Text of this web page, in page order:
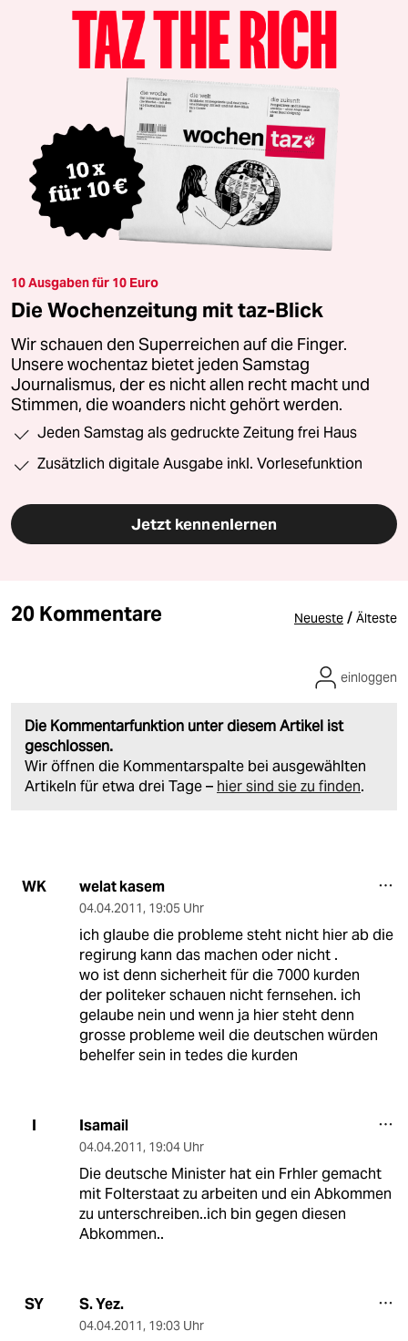
10 Ausgaben für 10 Euro
Die Wochenzeitung mit taz-Blick
Wir schauen den Superreichen auf die Finger.
Unsere wochentaz bietet jeden Samstag
Journalismus, der es nicht allen recht macht und
Stimmen, die woanders nicht gehört werden.
Jeden Samstag als gedruckte Zeitung frei Haus
Zusätzlich digitale Ausgabe inkl. Vorlesefunktion
Jetzt kennenlernen
20 Kommentare Neueste / Älteste
Die Kommentarfunktion unter diesem Artikel ist
geschlossen.
Wir öffnen die Kommentarspalte bei ausgewählten
Artikeln für etwa drei Tage – hier sind sie zu finden.
einloggen
WK welat kasem
04.04.2011, 19:05 Uhr
ich glaube die probleme steht nicht hier ab die
regirung kann das machen oder nicht .
wo ist denn sicherheit für die 7000 kurden
der politeker schauen nicht fernsehen. ich
gelaube nein und wenn ja hier steht denn
grosse probleme weil die deutschen würden
behelfer sein in tedes die kurden
I Isamail
04.04.2011, 19:04 Uhr
Die deutsche Minister hat ein Frhler gemacht
mit Folterstaat zu arbeiten und ein Abkommen
zu unterschreiben..ich bin gegen diesen
Abkommen..
SY S. Yez.
04.04.2011, 19:03 Uhr